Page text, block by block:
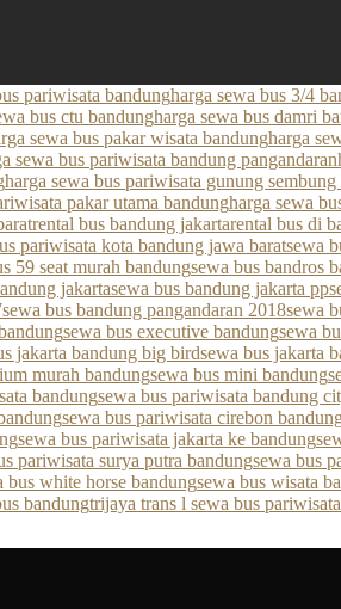
pariwisata bandungharga sewa bus 3/4
bus ctu bandungharga sewa bus damri
sewa bus pakar wisata bandungharga
sewa bus pariwisata bandung pangandaran
harga sewa bus pariwisata gunung
pakar utama bandungharga sewa
rental bus bandung jakartarental bus di
pariwisata kota bandung jawa baratsewa
59 seat murah bandungsewa bus bandros
jakartasewa bus bandung jakarta pp
sewa bus bandung pangandaran 2018sewa
sewa bus executive bandungsewa
jakarta bandung big birdsewa bus jakarta
murah bandungsewa bus mini bandung
bandungsewa bus pariwisata bandung
sewa bus pariwisata cirebon
sewa bus pariwisata jakarta ke bandung
pariwisata surya putra bandungsewa bus
bus white horse bandungsewa bus wisata
bandungtrijaya trans l sewa bus